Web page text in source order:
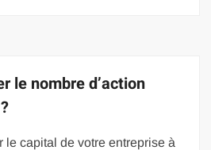
le nombre d’action
le capital de votre entreprise à